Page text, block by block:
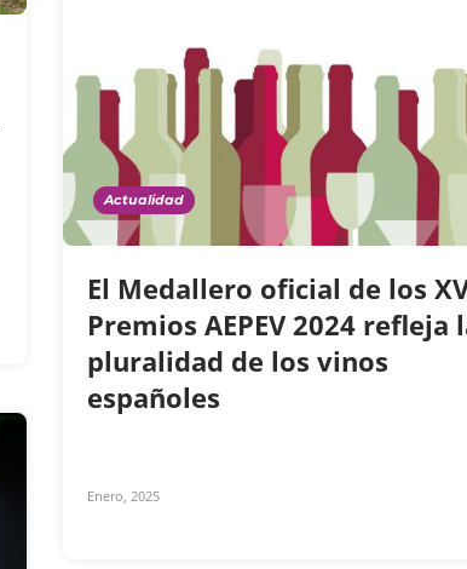
Actualidad
El Medallero oficial de los
Premios AEPEV 2024 refleja
pluralidad de los vinos
españoles
Enero, 2025